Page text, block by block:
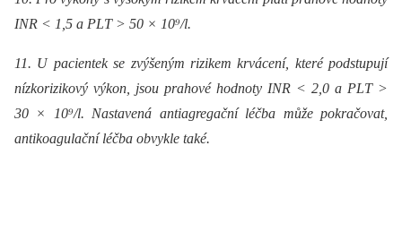
INR < 1,5 a PLT > 50 × 10⁹/l.
11. U pacientek se zvýšeným rizikem krvácení, které podstupují
nízkorizikový výkon, jsou prahové hodnoty INR < 2,0 a PLT >
30 × 10⁹/l. Nastavená antiagregační léčba může pokračovat,
antikoagulační léčba obvykle také.